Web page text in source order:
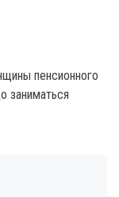
пенсионного
заниматься